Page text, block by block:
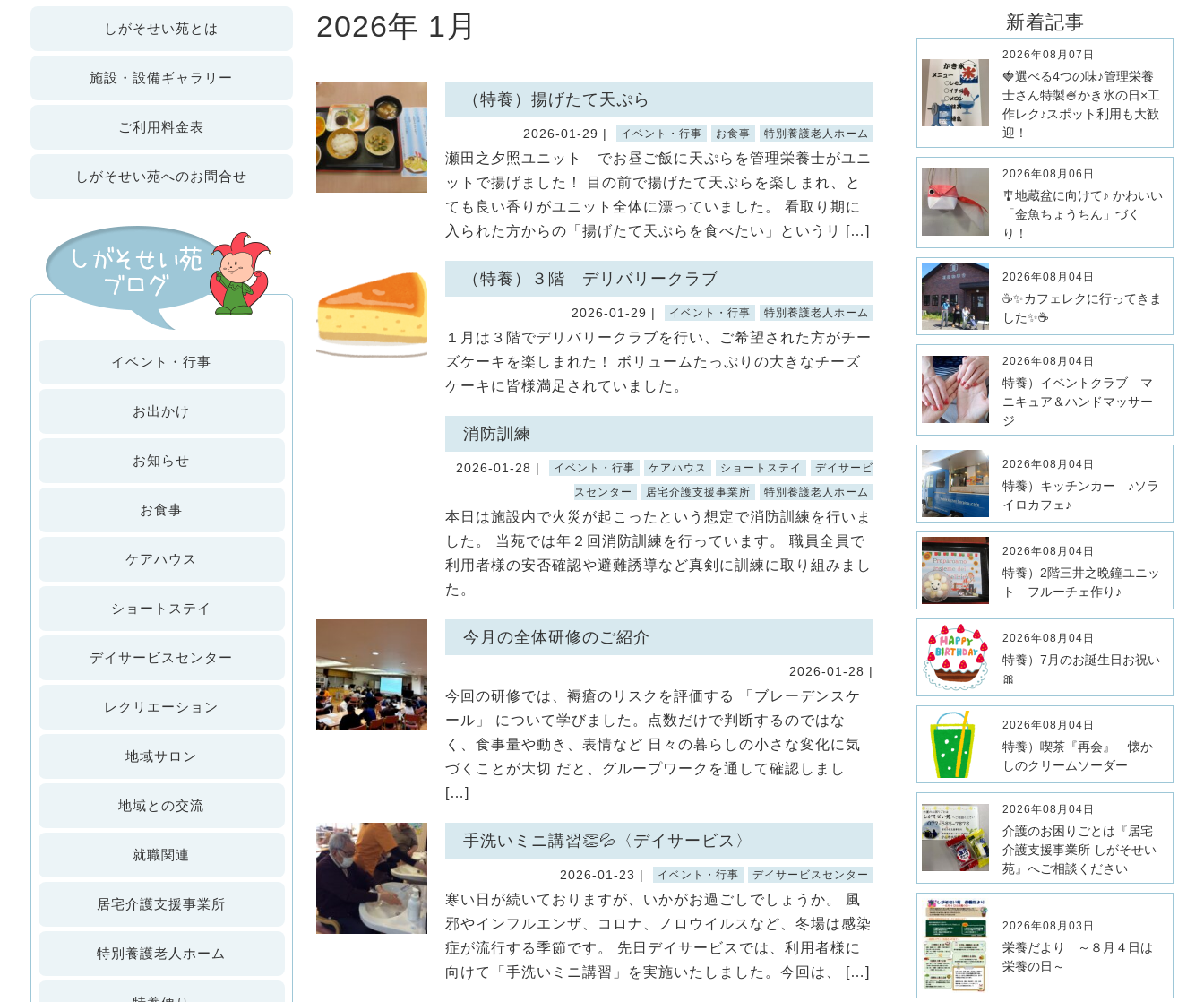
しがそせい苑とは
施設・設備ギャラリー
ご利用料金表
しがそせい苑へのお問合せ
イベント・行事
お出かけ
お知らせ
お食事
ケアハウス
ショートステイ
デイサービスセンター
レクリエーション
地域サロン
地域との交流
就職関連
居宅介護支援事業所
特別養護老人ホーム
2026年 1月
（特養）揚げたて天ぷら
2026-01-29 | イベント・行事 お食事 特別養護老人ホーム
瀬田之夕照ユニット でお昼ご飯に天ぷらを管理栄養士がユニ
ットで揚げました！ 目の前で揚げたて天ぷらを楽しまれ、と
ても良い香りがユニット全体に漂っていました。 看取り期に
入られた方からの「揚げたて天ぷらを食べたい」というリ […]
（特養）３階 デリバリークラブ
2026-01-29 | イベント・行事 特別養護老人ホーム
１月は３階でデリバリークラブを行い、ご希望された方がチー
ズケーキを楽しまれた！ ボリュームたっぷりの大きなチーズ
ケーキに皆様満足されていました。
消防訓練
2026-01-28 | イベント・行事 ケアハウス ショートステイ
デイサービ
スセンター
居宅介護支援事業所 特別養護老人ホーム
本日は施設内で火災が起こったという想定で消防訓練を行いま
した。 当苑では年２回消防訓練を行っています。 職員全員で
利用者様の安否確認や避難誘導など真剣に訓練に取り組みまし
た。
今月の全体研修のご紹介
2026-01-28 |
今回の研修では、褥瘡のリスクを評価する 「ブレーデンスケ
ール」 について学びました。点数だけで判断するのではな
く、食事量や動き、表情など 日々の暮らしの小さな変化に気
づくことが大切 だと、グループワークを通して確認しまし
[…]
手洗いミニ講習👏💦〈デイサービス〉
2026-01-23 | イベント・行事 デイサービスセンター
寒い日が続いておりますが、いかがお過ごしでしょうか。 風
邪やインフルエンザ、コロナ、ノロウイルスなど、冬場は感染
症が流行する季節です。 先日デイサービスでは、利用者様に
向けて「手洗いミニ講習」を実施いたしました。今回は、 […]
新着記事
2026年08月07日
🍓選べる4つの味♪管理栄養
士さん特製🍧かき氷の日×工
作レク♪スポット利用も大歓
迎！
2026年08月06日
🎐地蔵盆に向けて♪ かわいい
「金魚ちょうちん」づく
り！
2026年08月04日
☕✨カフェレクに行ってきま
した✨☕
2026年08月04日
特養）イベントクラブ マ
ニキュア＆ハンドマッサー
ジ
2026年08月04日
特養）キッチンカー ♪ソラ
イロカフェ♪
2026年08月04日
特養）2階三井之晩鐘ユニッ
ト フルーチェ作り♪
2026年08月04日
特養）7月のお誕生日お祝い
🎀
2026年08月04日
特養）喫茶『再会』 懐か
しのクリームソーダー
2026年08月04日
介護のお困りごとは『居宅
介護支援事業所 しがそせい
苑』へご相談ください
2026年08月03日
栄養だより ～８月４日は
栄養の日～